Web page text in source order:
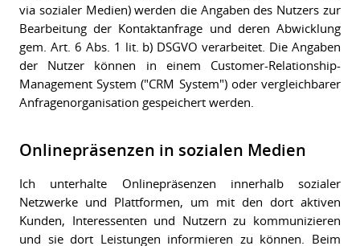
via sozialer Medien) werden die Angaben des Nutzers zur
Bearbeitung der Kontaktanfrage und deren Abwicklung
gem. Art. 6 Abs. 1 lit. b) DSGVO verarbeitet. Die Angaben
der Nutzer können in einem Customer-Relationship-
Management System ("CRM System") oder vergleichbarer
Anfragenorganisation gespeichert werden.
Onlinepräsenzen in sozialen Medien
Ich unterhalte Onlinepräsenzen innerhalb sozialer
Netzwerke und Plattformen, um mit den dort aktiven
Kunden, Interessenten und Nutzern zu kommunizieren
und sie dort Leistungen informieren zu können. Beim